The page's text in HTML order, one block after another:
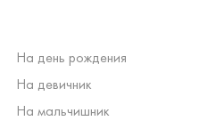
На день рождения
На девичник
На мальчишник